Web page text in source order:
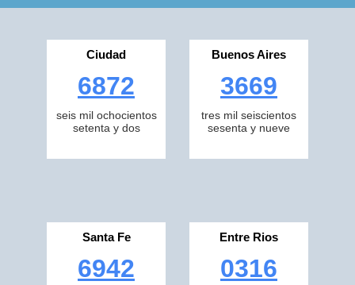
Ciudad
6872
seis mil ochocientos
setenta y dos
Buenos Aires
3669
tres mil seiscientos
sesenta y nueve
Santa Fe
6942
Entre Rios
0316